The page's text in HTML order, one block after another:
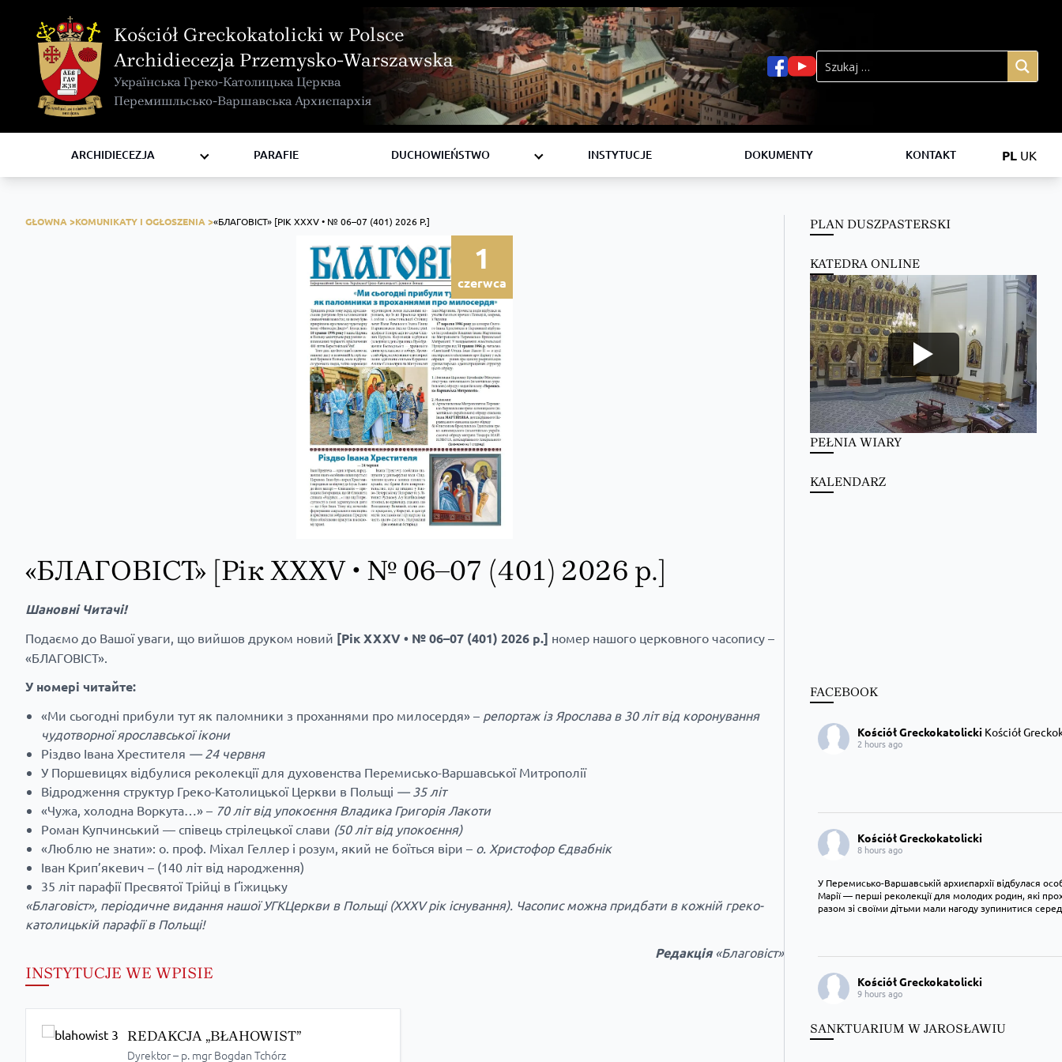
Kościół Greckokatolicki w Polsce
Archidiecezja Przemysko-Warszawska
Українська Греко-Католицька Церква
Перемишльсько-Варшавська Архиєпархія
ARCHIDIECEZJA
KURIA METROPOLITALNA
KAPITUŁA
KOMISJE I WYDZIAŁY
RADY
ZAKONY I ZGROMADZENIA
PARAFIE
DUCHOWIEŃSTWO
BISKUPI
KSIĘŻA
INSTYTUCJE
DOKUMENTY KONTAKT PL UK
GŁOWNA >KOMUNIKATY I OGŁOSZENIA >«БЛАГОВІСТ» [РІК XXXV • № 06–07 (401) 2026 Р.]
1
czerwca
«БЛАГОВІСТ» [Рік XXXV • № 06–07 (401) 2026 р.]
Шановні Читачі!
Подаємо до Вашої уваги, що вийшов друком новий [Рік XXXV • № 06–07 (401) 2026 р.] номер нашого церковного часопису –
«БЛАГОВІСТ».
У номері читайте:
«Ми сьогодні прибули тут як паломники з проханнями про милосердя» – репортаж із Ярослава в 30 літ від коронування
чудотворної ярославської ікони
Різдво Івана Хрестителя — 24 червня
У Поршевицях відбулися реколекції для духовенства Перемисько-Варшавської Митрополії
Відродження структур Греко-Католицької Церкви в Польщі — 35 літ
«Чужа, холодна Воркута…» – 70 літ від упокоєння Владика Григорія Лакоти
Роман Купчинський — співець стрілецької слави (50 літ від упокоєння)
«Люблю не знати»: о. проф. Міхал Геллер і розум, який не боїться віри – о. Христофор Єдвабнік
Іван Крип’якевич – (140 літ від народження)
35 літ парафії Пресвятої Трійці в Ґіжицьку
«Благовіст», періодичне видання нашої УГКЦеркви в Польщі (ХХXV рік існування). Часопис можна придбати в кожній греко-
католицькій парафії в Польщі!
Редакція«Благовіст»
INSTYTUCJE WE WPISIE
REDAKCJA „BŁAHOWIST”
Dyrektor – p. mgr Bogdan Tchórz
PLAN DUSZPASTERSKI
KATEDRA ONLINE
PEŁNIA WIARY
KALENDARZ
FACEBOOK
Kościół Greckokatolicki Kościół
2 hours ago
Kościół Greckokatolicki
8 hours ago
У Перемисько-Варшавській архиєпархії відбулася
Марії — перші реколекції для молодих родин, які
разом зі своїми дітьми мали нагоду зупинитися
Kościół Greckokatolicki
9 hours ago
Преображення Господнє в Лодзі
SANKTUARIUM W JAROSŁAWIU